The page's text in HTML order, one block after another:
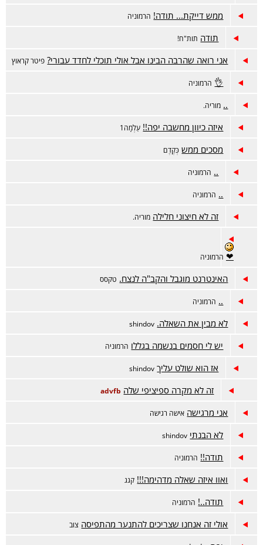
ממש דייקת... תודה! הרמוניה
תודה תות"ח!
אני רואה שהרבה הבינו אבל אולי תוכלי לחדד עבורי? פיטר קראוץ
👌 הרמוניה
.. מוריה.
איזה כיוון מחשבה יפה!! עַלְמָה1
מסכים ממש כְּקֶדֶם
.. הרמוניה
.. הרמוניה
זה לא חיצוני חלילה מוריה.
❤ הרמוניה
האינטרנט מוגבל והקב"ה לנצח. טקסס
.. הרמוניה
לא מבין את השאלה. shindov
יש לי חסמים בנשמה בגללו הרמוניה
אז הוא שולט עליך shindov
זה לא מקרה ספיציפי שלה advfb
אני מרגישה אישה רגישה
לא הבנתי shindov
תודה!! הרמוניה
ואוו איזה שאלה מדהימה!!! קגג
תודה..! הרמוניה
אולי זה אנחנו שצריכים להתנער מהתפיסה צוב